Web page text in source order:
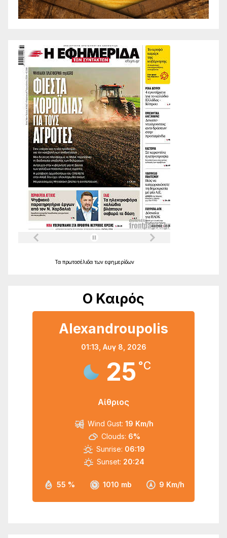
Τα πρωτοσέλιδα των εφημερίδων
Ο Καιρός
Alexandroupolis
01:13, Αυγ 8, 2026
25 °C
Αίθριος
55 % 1010 mb 9 Km/h
Wind Gust: 19 Km/h
Clouds: 6%
Sunrise: 06:19
Sunset: 20:24